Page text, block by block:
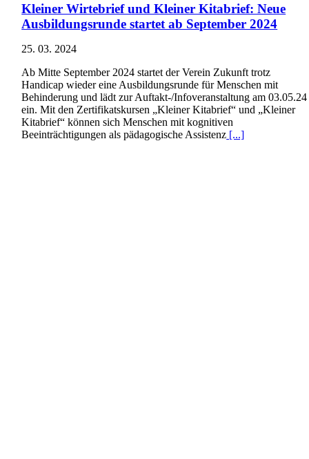
Kleiner Wirtebrief und Kleiner Kitabrief: Neue
Ausbildungsrunde startet ab September 2024
25. 03. 2024
Ab Mitte September 2024 startet der Verein Zukunft trotz
Handicap wieder eine Ausbildungsrunde für Menschen mit
Behinderung und lädt zur Auftakt-/Infoveranstaltung am 03.05.24
ein. Mit den Zertifikatskursen „Kleiner Kitabrief“ und „Kleiner
Kitabrief“ können sich Menschen mit kognitiven
Beeinträchtigungen als pädagogische Assistenz [...]